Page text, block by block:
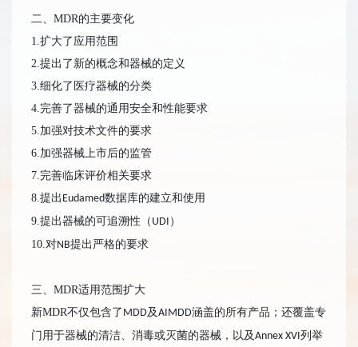
二、MDR的主要变化
1.扩大了应用范围
2.提出了新的概念和器械的定义
3.细化了医疗器械的分类
4.完善了器械的通用安全和性能要求
5.加强对技术文件的要求
6.加强器械上市后的监管
7.完善临床评价相关要求
8.提出 Eudamed数据库的建立和使用
9.提出器械的可追溯性（ UDI ）
10.对NB提出严格的要求
三、MDR适用范围扩大
新MDR不仅包含了 MDD及AIMDD涵盖的所有产品；还覆盖专
门用于器械的清洁、消毒或灭菌的器械，以及Annex XVI列举